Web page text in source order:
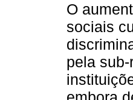
O
sociais
pela